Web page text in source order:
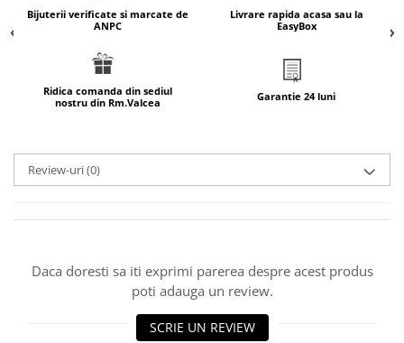
marimea 52
marimea 56
marimea 58
marimea 59
marimea 61
marimea 63
Bijuterii verificate si marcate de
ANPC
Livrare rapida acasa sau la
EasyBox
Ridica comanda din sediul
nostru din Rm.Valcea
Garantie 24 luni
Review-uri(0)
Daca doresti sa iti exprimi parerea despre acest produs
poti adauga un review.
SCRIE UN REVIEW